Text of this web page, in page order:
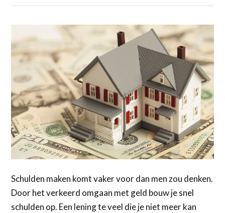
Schulden maken komt vaker voor dan men zou denken.
Door het verkeerd omgaan met geld bouw je snel
schulden op. Een lening te veel die je niet meer kan